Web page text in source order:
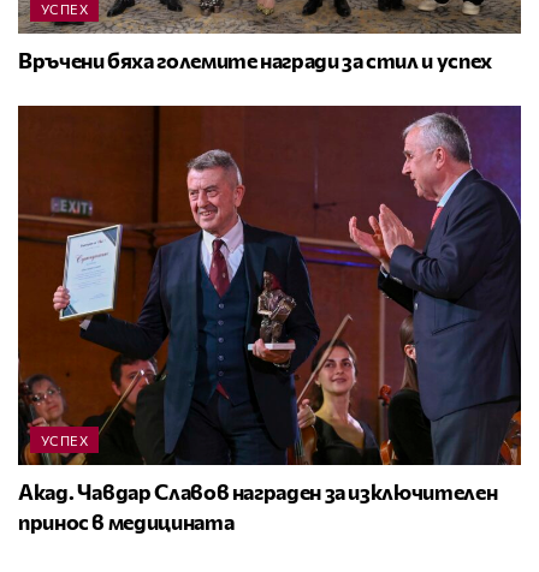
УСПЕХ
Връчени бяха големите награди за стил и успех
УСПЕХ
Акад. Чавдар Славов награден за изключителен
принос в медицината